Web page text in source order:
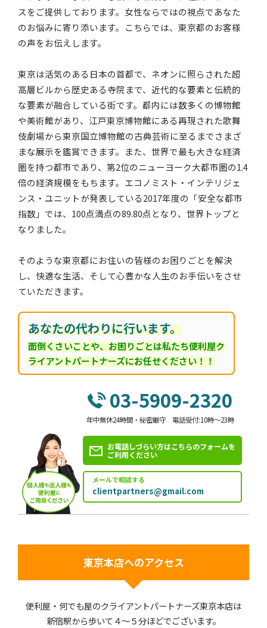
スをご提供しております。女性ならではの視点であなた
のお悩みに寄り添います。こちらでは、東京都のお客様
の声をお伝えします。
東京は活気のある日本の首都で、ネオンに照らされた超
高層ビルから歴史ある寺院まで、近代的な要素と伝統的
な要素が融合している街です。都内には数多くの博物館
や美術館があり、江戸東京博物館にある再現された歌舞
伎劇場から東京国立博物館の古典芸術に至るまでさまざ
まな展示を鑑賞できます。また、世界で最も大きな経済
圏を持つ都市であり、第2位のニューヨーク大都市圏の1.4
倍の経済規模をもちます。エコノミスト・インテリジェ
ンス・ユニットが発表している2017年度の「安全な都市
指数」では、100点満点の89.80点となり、世界トップと
なりました。
そのような東京都にお住いの皆様のお困りごとを解決
し、快適な生活、そして心豊かな人生のお手伝いをさせ
ていただきます。
あなたの代わりに行います。
面倒くさいことや、お困りごとは私たち便利屋ク
ライアントパートナーズにお任せください！！
03-5909-2320
年中無休24時間・秘密厳守 電話受付:10時～23時
お電話しづらい方はこちらのフォームを
ご利用ください
メールで相談する
clientpartners@gmail.com
東京本店へのアクセス
便利屋・何でも屋のクライアントパートナーズ東京本店は
新宿駅から歩いて４～５分ほどでございます。